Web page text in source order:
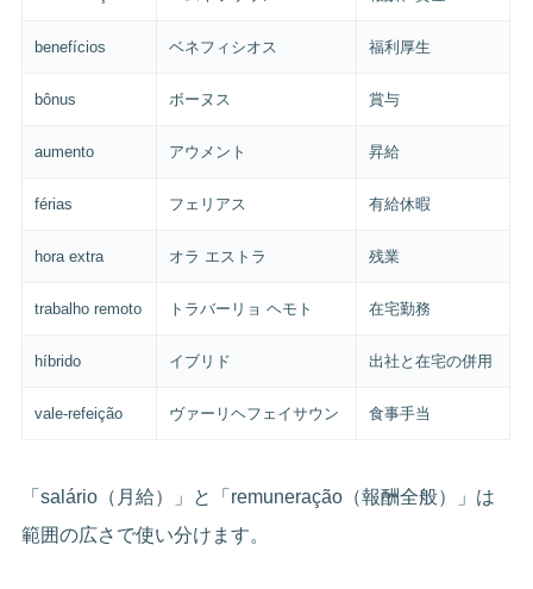
benefícios ベネフィシオス 福利厚生
bônus ボーヌス 賞与
aumento アウメント 昇給
férias フェリアス 有給休暇
hora extra オラ エストラ 残業
trabalho remoto トラバーリョ ヘモト 在宅勤務
híbrido イブリド 出社と在宅の併用
vale-refeição ヴァーリヘフェイサウン 食事手当
「salário（月給）」と「remuneração（報酬全般）」は
範囲の広さで使い分けます。